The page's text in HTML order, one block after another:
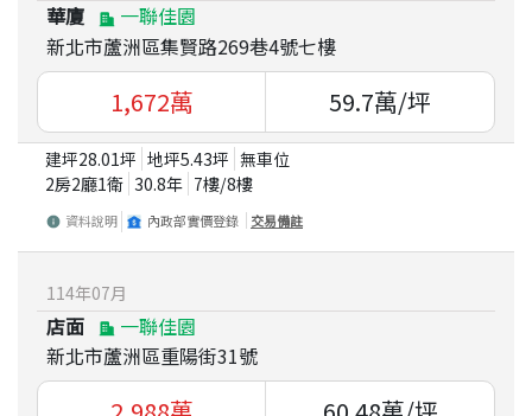
華廈
一聯佳園
新北市蘆洲區集賢路269巷4號七樓
1,672萬 59.7萬/坪
建坪28.01坪 地坪5.43坪 無車位
2房2廳1衛 30.8年 7樓/8樓
資料說明 內政部實價登錄 交易備註
114年07月
店面
一聯佳園
新北市蘆洲區重陽街31號